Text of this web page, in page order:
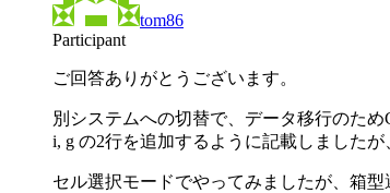
tom86
Participant
ご回答ありがとうございます。
別システムへの切替で、データ移行のた
i, g の2行を追加するように記載しました
セル選択モードでやってみましたが、箱